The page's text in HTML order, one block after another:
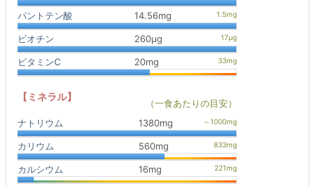
パントテン酸 14.56mg
ビオチン 260μg
ビタミンC 20mg
【ミネラル】
（一食あたりの目安）
ナトリウム
1380mg
カリウム 560mg
カルシウム 16mg